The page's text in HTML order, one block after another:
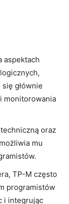
aspektach
głównie⁤
monitorowania
‍oraz
mu
TP-M często
programistów
i integrując